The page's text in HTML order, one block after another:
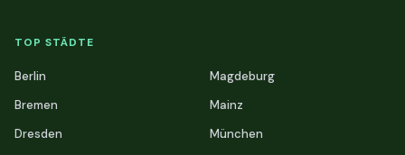
TOP STÄDTE
Berlin
Bremen
Dresden
Magdeburg
Mainz
München